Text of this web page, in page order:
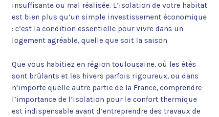
insuffisante ou mal réalisée. L’isolation de votre habitat
est bien plus qu’un simple investissement économique
: c’est la condition essentielle pour vivre dans un
logement agréable, quelle que soit la saison.
Que vous habitiez en région toulousaine, où les étés
sont brûlants et les hivers parfois rigoureux, ou dans
n’importe quelle autre partie de la France, comprendre
l’importance de l’isolation pour le confort thermique
est indispensable avant d’entreprendre des travaux de